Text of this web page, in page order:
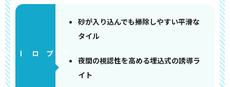
アプローチ
砂が入り込んでも掃除しやすい平滑な
タイル
夜間の視認性を高める埋込式の誘導ラ
イト